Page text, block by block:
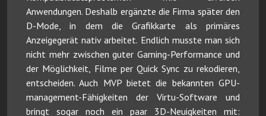
Anwendungen. Deshalb ergänzte die Firma später den
D-Mode, in dem die Grafikkarte als primäres
Anzeigegerät nativ arbeitet. Endlich musste man sich
nicht mehr zwischen guter Gaming-Performance und
der Möglichkeit, Filme per Quick Sync zu rekodieren,
entscheiden. Auch MVP bietet die bekannten GPU-
management-Fähigkeiten der Virtu-Software und
bringt sogar noch ein paar 3D-Neuigkeiten mit: